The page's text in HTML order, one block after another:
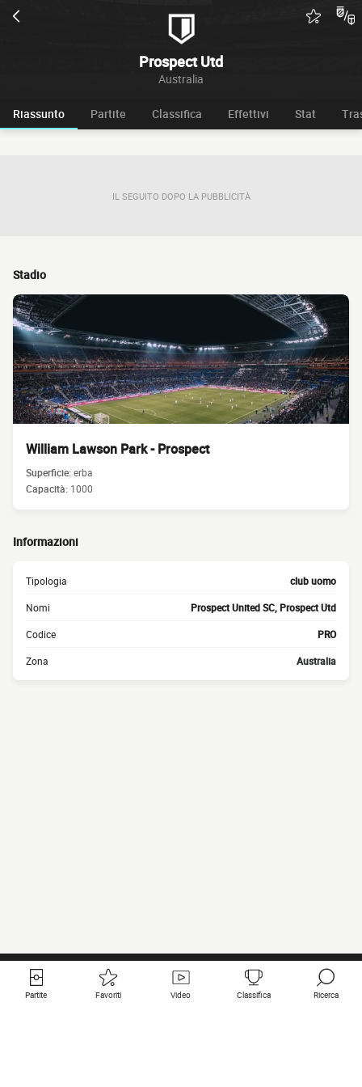
Prospect Utd
Australia
Riassunto Partite Classifica Effettivi Stat
IL SEGUITO DOPO LA PUBBLICITÀ
Stadio
William Lawson Park - Prospect
Superficie:erba
Capacità: 1000
Informazioni
Tipologia club uomo
Nomi Prospect United SC, Prospect Utd
Codice PRO
Zona Australia
Partite Favoriti Video Classifica Ricerca